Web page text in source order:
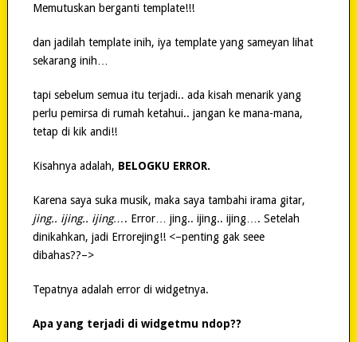
Memutuskan berganti template!!!
dan jadilah template inih, iya template yang sameyan lihat
sekarang inih…
tapi sebelum semua itu terjadi.. ada kisah menarik yang
perlu pemirsa di rumah ketahui.. jangan ke mana-mana,
tetap di kik andi!!
Kisahnya adalah, BELOGKU ERROR.
Karena saya suka musik, maka saya tambahi irama gitar,
jing.. ijing.. ijing…. Error… jing.. ijing.. ijing…. Setelah
dinikahkan, jadi Errorejing!! <–penting gak seee
dibahas??–>
Tepatnya adalah error di widgetnya.
Apa yang terjadi di widgetmu ndop??